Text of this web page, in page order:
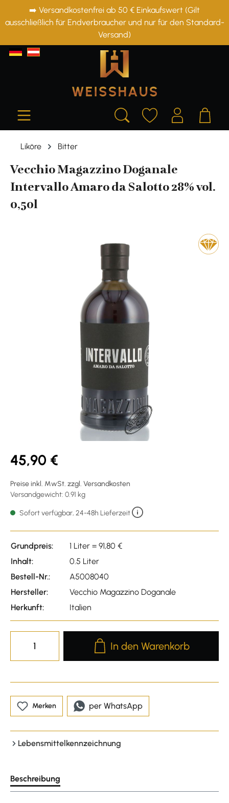
springen
➡️ Versandkostenfrei ab 50 € Einkaufswert (Gilt
ausschließlich für Endverbraucher und nur für den Standard-
Versand)
Liköre Bitter
Vecchio Magazzino Doganale
Intervallo Amaro da Salotto 28% vol.
0,50l
45,90 €
Preise inkl. MwSt. zzgl. Versandkosten
Versandgewicht: 0.91 kg
Sofort verfügbar, 24-48h Lieferzeit
Grundpreis:
1 Liter = 91,80 €
Inhalt:
0.5 Liter
Bestell-Nr.:
A5008040
Hersteller:
Vecchio Magazzino Doganale
Herkunft:
Italien
Produkt Anzahl: Gib den
In den Warenkorb
Merken per WhatsApp
Lebensmittelkennzeichnung
Beschreibung